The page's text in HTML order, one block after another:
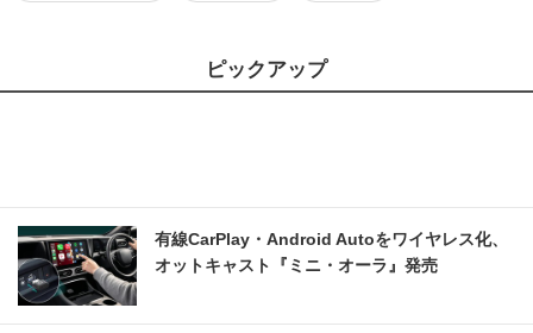
ピックアップ
有線CarPlay・Android Autoをワイヤレス化、
オットキャスト『ミニ・オーラ』発売